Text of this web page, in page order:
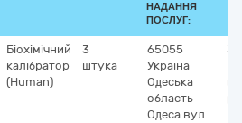
НАДАННЯ
ПОСЛУГ:
Біохімічний
калібратор
(Human)
3
штука
65055
Україна
Одеська
область
Одеса вул.